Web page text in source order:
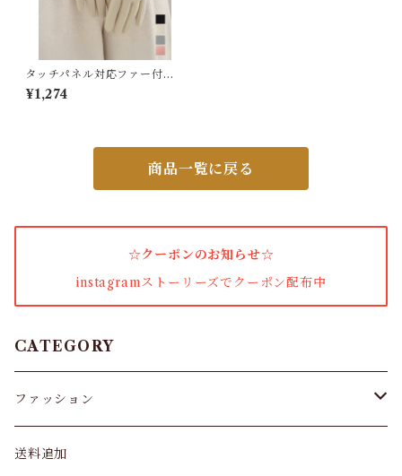
パンプス・サンダル
ワンピース・セットアップ
女性下着・靴下
着圧ソックス
タッチパネル対応ファー付き
手袋スエード調
¥1,274
商品一覧に戻る
☆クーポンのお知らせ☆
instagramストーリーズでクーポン配布中
CATEGORY
ファッション
パンツ&スカート
送料追加